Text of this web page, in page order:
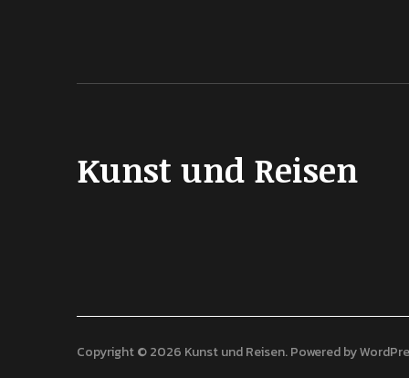
Kunst und Reisen
Copyright © 2026 Kunst und Reisen Powered by